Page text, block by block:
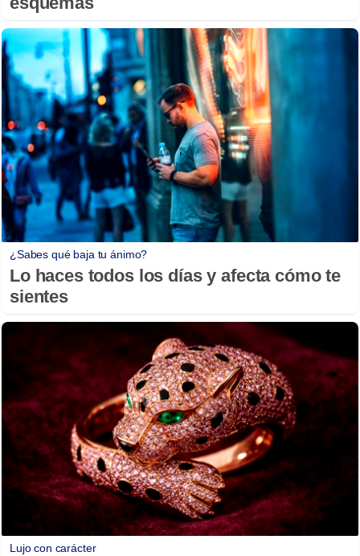
¿Sabes qué baja tu ánimo?
Lo haces todos los días y afecta cómo te
sientes
Lujo con carácter